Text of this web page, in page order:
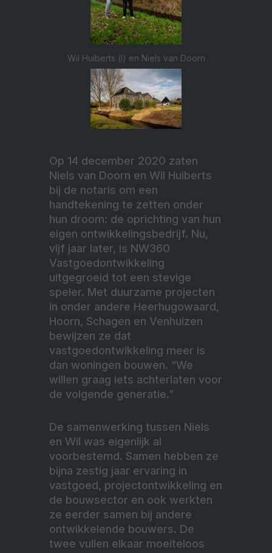
Wil Huiberts (l) en Niels van Doorn
Op 14 december 2020 zaten
Niels van Doorn en Wil Huiberts
bij de notaris om een
handtekening te zetten onder
hun droom: de oprichting van hun
eigen ontwikkelingsbedrijf. Nu,
vijf jaar later, is NW360
Vastgoedontwikkeling
uitgegroeid tot een stevige
speler. Met duurzame projecten
in onder andere Heerhugowaard,
Hoorn, Schagen en Venhuizen
bewijzen ze dat
vastgoedontwikkeling meer is
dan woningen bouwen. “We
willen graag iets achterlaten voor
de volgende generatie.”
De samenwerking tussen Niels
en Wil was eigenlijk al
voorbestemd. Samen hebben ze
bijna zestig jaar ervaring in
vastgoed, projectontwikkeling en
de bouwsector en ook werkten
ze eerder samen bij andere
ontwikkelende bouwers. De
twee vullen elkaar moeiteloos